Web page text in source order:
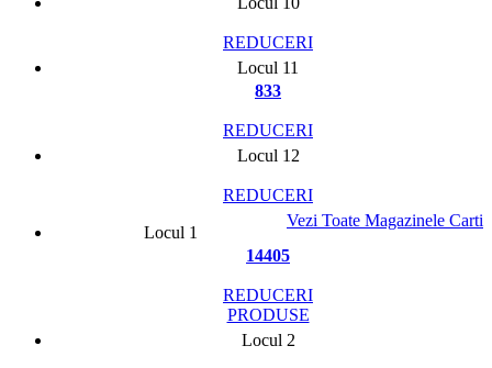
REDUCERI
Locul 11
833
REDUCERI
Locul 12
REDUCERI
Vezi Toate Magazinele Carti
Locul 1
14405
REDUCERI
PRODUSE
Locul 2